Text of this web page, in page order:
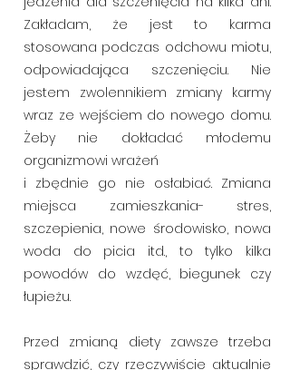
Zakładam, że jest to karma
stosowana podczas odchowu miotu,
odpowiadająca szczenięciu. Nie
jestem zwolennikiem zmiany karmy
wraz ze wejściem do nowego domu.
Żeby nie dokładać młodemu
organizmowi wrażeń
i zbędnie go nie osłabiać. Zmiana
miejsca zamieszkania- stres,
szczepienia, nowe środowisko, nowa
woda do picia itd., to tylko kilka
powodów do wzdęć, biegunek czy
łupieżu.
Przed zmianą diety zawsze trzeba
sprawdzić, czy rzeczywiście aktualnie